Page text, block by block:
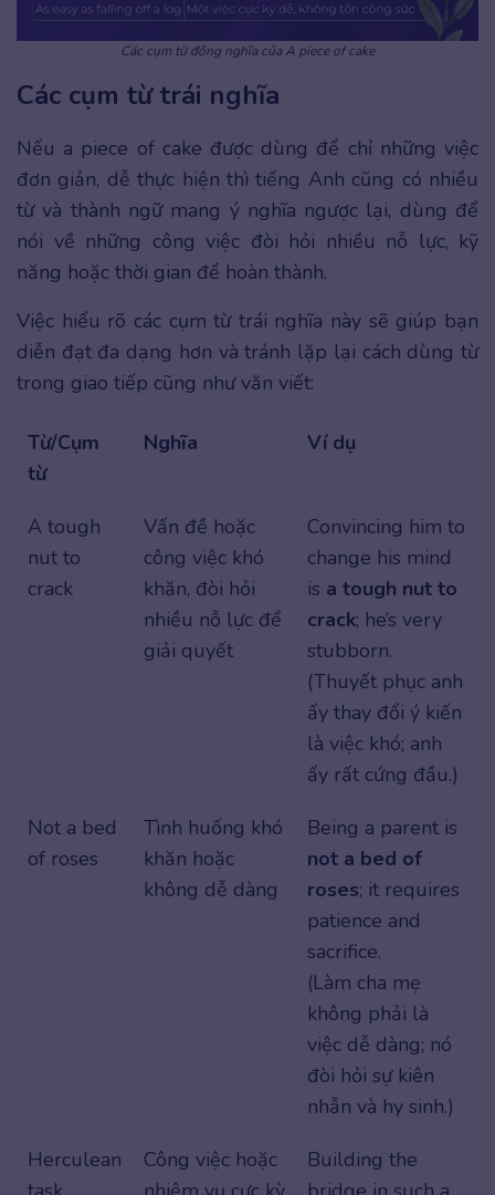
Các cụm từ đồng nghĩa của A piece of cake
Các cụm từ trái nghĩa
Nếu a piece of cake được dùng để chỉ những việc
đơn giản, dễ thực hiện thì tiếng Anh cũng có nhiều
từ và thành ngữ mang ý nghĩa ngược lại, dùng để
nói về những công việc đòi hỏi nhiều nỗ lực, kỹ
năng hoặc thời gian để hoàn thành.
Việc hiểu rõ các cụm từ trái nghĩa này sẽ giúp bạn
diễn đạt đa dạng hơn và tránh lặp lại cách dùng từ
trong giao tiếp cũng như văn viết:
Từ/Cụm
từ
Nghĩa Ví dụ
A tough
nut to
crack
Vấn đề hoặc
công việc khó
khăn, đòi hỏi
nhiều nỗ lực để
giải quyết
Convincing him to
change his mind
is a tough nut to
crack; he’s very
stubborn.
(Thuyết phục anh
ấy thay đổi ý kiến
là việc khó; anh
ấy rất cứng đầu.)
Not a bed
of roses
Tình huống khó
khăn hoặc
không dễ dàng
Being a parent is
not a bed of
roses; it requires
patience and
sacrifice.
(Làm cha mẹ
không phải là
việc dễ dàng; nó
đòi hỏi sự kiên
nhẫn và hy sinh.)
Herculean
Công việc hoặc
Building the